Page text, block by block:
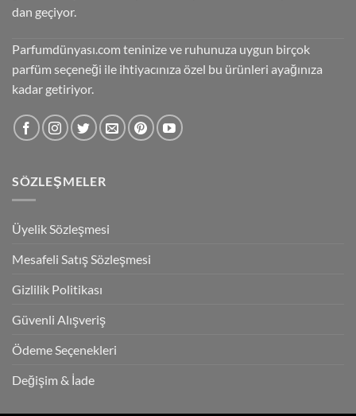
dan geçiyor.
Parfumdünyası.com teninize ve ruhunuza uygun birçok
parfüm seçeneği ile ihtiyacınıza özel bu ürünleri ayağınıza
kadar getiriyor.
SÖZLEŞMELER
Üyelik Sözleşmesi
Mesafeli Satış Sözleşmesi
Gizlilik Politikası
Güvenli Alışveriş
Ödeme Seçenekleri
Değişim & İade